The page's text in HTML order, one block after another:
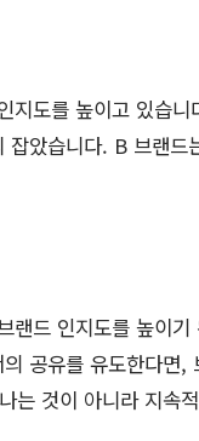
지도를 높이고 있습
았습니다. B 브랜
랜드 인지도를 높이
공유를 유도한다면
는 것이 아니라 지속